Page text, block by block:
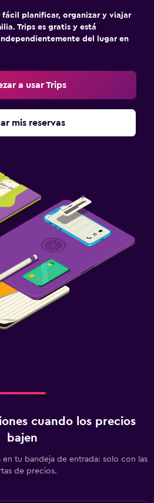
fácil planificar, organizar y viajar
Trips es gratis y está
del lugar en
a usar Trips
mis reservas
cuando los precios
bajen
tu bandeja de entrada: solo con las
de precios.